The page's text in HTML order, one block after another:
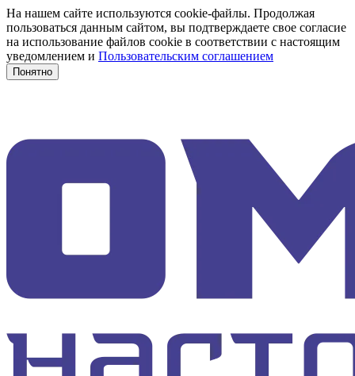
На нашем сайте используются cookie-файлы. Продолжая
пользоваться данным сайтом, вы подтверждаете свое согласие
на использование файлов cookie в соответствии с настоящим
уведомлением и Пользовательским соглашением
Понятно